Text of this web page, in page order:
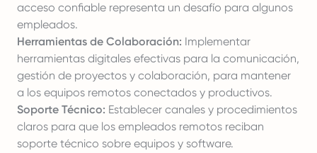
acceso confiable representa un desafío para algunos
empleados.
Herramientas de Colaboración: Implementar
herramientas digitales efectivas para la comunicación,
gestión de proyectos y colaboración, para mantener
a los equipos remotos conectados y productivos.
Soporte Técnico: Establecer canales y procedimientos
claros para que los empleados remotos reciban
soporte técnico sobre equipos y software.